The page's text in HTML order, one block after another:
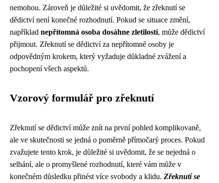
nemohou. Zároveň je důležité si uvědomit, že zřeknutí se
dědictví není konečné rozhodnutí. Pokud se situace změní,
například nepřítomná osoba dosáhne zletilosti, může dědictví
přijmout. Zřeknutí se dědictví za nepřítomné osoby je
odpovědným krokem, který vyžaduje důkladné zvážení a
pochopení všech aspektů.
Vzorový formulář pro zřeknutí
Zřeknutí se dědictví může znít na první pohled komplikovaně,
ale ve skutečnosti se jedná o poměrně přímočarý proces. Pokud
zvažujete tento krok, je důležité si uvědomit, že se nejedná o
selhání, ale o promyšlené rozhodnutí, které vám může v
konečném důsledku přinést více svobody a klidu. Zřeknutí se